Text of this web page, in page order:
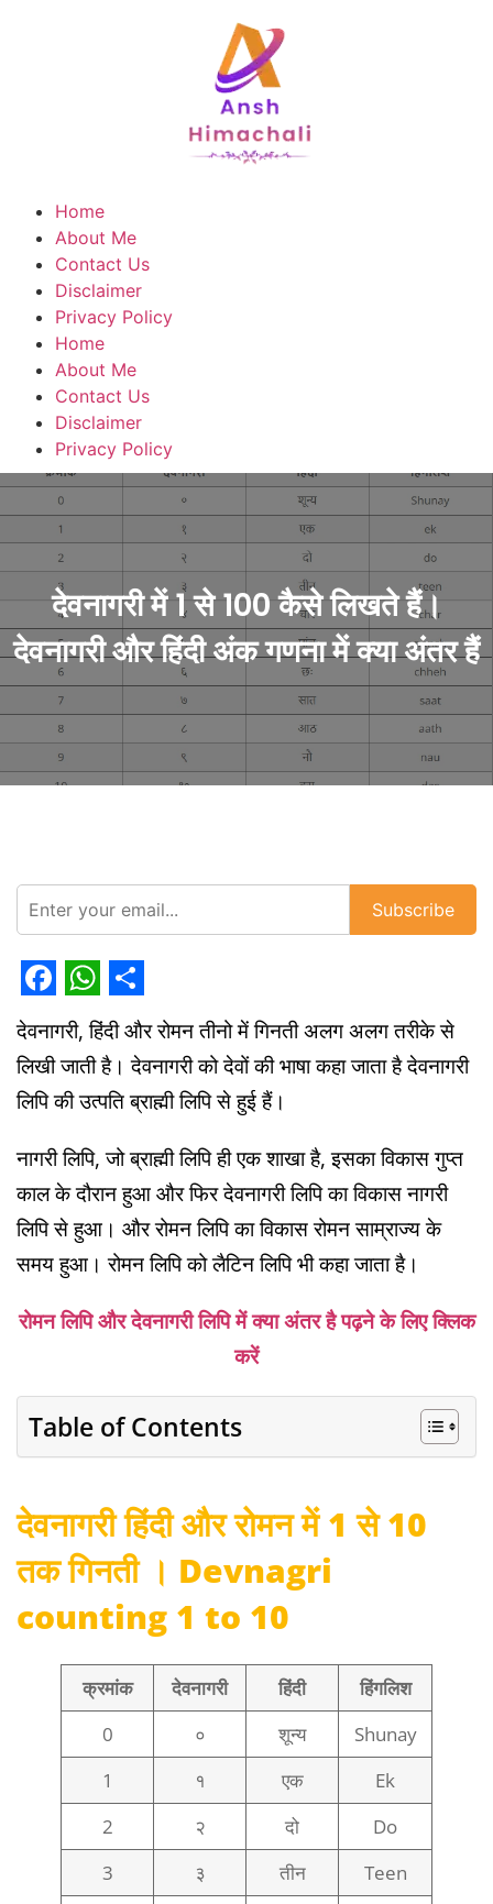
Home
About Me
Contact Us
Disclaimer
Privacy Policy
Home
About Me
Contact Us
Disclaimer
Privacy Policy
देवनागरी में 1 से 100 कैसे लिखते हैं।
देवनागरी और हिंदी अंक गणना में क्या अंतर हैं
Subscribe
Facebook
WhatsApp
Share
देवनागरी, हिंदी और रोमन तीनो में गिनती अलग अलग तरीके से
लिखी जाती है। देवनागरी को देवों की भाषा कहा जाता है देवनागरी
लिपि की उत्पति ब्राह्मी लिपि से हुई हैं।
नागरी लिपि, जो ब्राह्मी लिपि ही एक शाखा है, इसका विकास गुप्त
काल के दौरान हुआ और फिर देवनागरी लिपि का विकास नागरी
लिपि से हुआ। और रोमन लिपि का विकास रोमन साम्राज्य के
समय हुआ। रोमन लिपि को लैटिन लिपि भी कहा जाता है।
रोमन लिपि और देवनागरी लिपि में क्या अंतर है पढ़ने के लिए क्लिक
करें
Table of Contents
देवनागरी हिंदी और रोमन में 1 से 10
तक गिनती। Devnagri
counting 1 to 10
क्रमांक देवनागरी हिंदी
हिंगलिश
0
० शून्य
Shunay
1
१ एक
Ek
2
२ दो
Do
3
३ तीन
Teen